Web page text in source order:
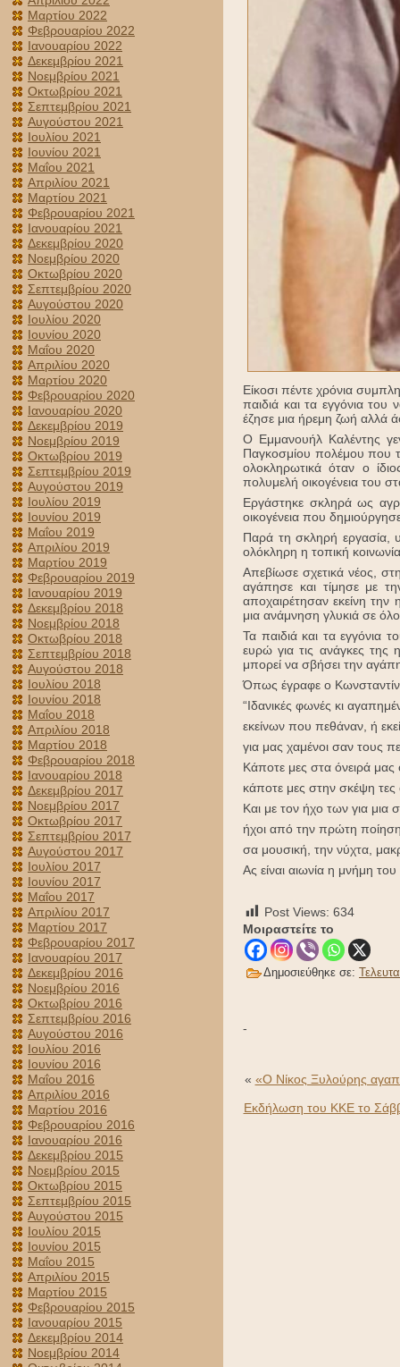
Μαρτίου 2022
Φεβρουαρίου 2022
Ιανουαρίου 2022
Δεκεμβρίου 2021
Νοεμβρίου 2021
Οκτωβρίου 2021
Σεπτεμβρίου 2021
Αυγούστου 2021
Ιουλίου 2021
Ιουνίου 2021
Μαΐου 2021
Απριλίου 2021
Μαρτίου 2021
Φεβρουαρίου 2021
Ιανουαρίου 2021
Δεκεμβρίου 2020
Νοεμβρίου 2020
Οκτωβρίου 2020
Σεπτεμβρίου 2020
Αυγούστου 2020
Ιουλίου 2020
Ιουνίου 2020
Μαΐου 2020
Απριλίου 2020
Μαρτίου 2020
Φεβρουαρίου 2020
Ιανουαρίου 2020
Δεκεμβρίου 2019
Νοεμβρίου 2019
Οκτωβρίου 2019
Σεπτεμβρίου 2019
Αυγούστου 2019
Ιουλίου 2019
Ιουνίου 2019
Μαΐου 2019
Απριλίου 2019
Μαρτίου 2019
Φεβρουαρίου 2019
Ιανουαρίου 2019
Δεκεμβρίου 2018
Νοεμβρίου 2018
Οκτωβρίου 2018
Σεπτεμβρίου 2018
Αυγούστου 2018
Ιουλίου 2018
Ιουνίου 2018
Μαΐου 2018
Απριλίου 2018
Μαρτίου 2018
Φεβρουαρίου 2018
Ιανουαρίου 2018
Δεκεμβρίου 2017
Νοεμβρίου 2017
Οκτωβρίου 2017
Σεπτεμβρίου 2017
Αυγούστου 2017
Ιουλίου 2017
Ιουνίου 2017
Μαΐου 2017
Απριλίου 2017
Μαρτίου 2017
Φεβρουαρίου 2017
Ιανουαρίου 2017
Δεκεμβρίου 2016
Νοεμβρίου 2016
Οκτωβρίου 2016
Σεπτεμβρίου 2016
Αυγούστου 2016
Ιουλίου 2016
Ιουνίου 2016
Μαΐου 2016
Απριλίου 2016
Μαρτίου 2016
Φεβρουαρίου 2016
Ιανουαρίου 2016
Δεκεμβρίου 2015
Νοεμβρίου 2015
Οκτωβρίου 2015
Σεπτεμβρίου 2015
Αυγούστου 2015
Ιουλίου 2015
Ιουνίου 2015
Μαΐου 2015
Απριλίου 2015
Μαρτίου 2015
Φεβρουαρίου 2015
Ιανουαρίου 2015
Δεκεμβρίου 2014
Νοεμβρίου 2014
Είκοσι πέντε χρόνια
παιδιά και τα εγγόνια
έζησε μια ήρεμη ζωή αλλά
Ο Εμμανουήλ Καλέντης
Παγκοσμίου πολέμου που
ολοκληρωτικά όταν ο
πολυμελή οικογένεια του
Εργάστηκε σκληρά ως
οικογένεια που
Παρά τη σκληρή εργασία,
ολόκληρη η τοπική
Απεβίωσε σχετικά νέος,
αγάπησε και τίμησε με
αποχαιρέτησαν εκείνη
μια ανάμνηση γλυκιά σε
Τα παιδιά και τα
ευρώ για τις ανάγκες της
μπορεί να σβήσει την
Όπως έγραφε ο
“Ιδανικές φωνές κι
εκείνων που πεθάναν, ή
για μας χαμένοι σαν τους
Κάποτε μες στα όνειρά μας
κάποτε μες στην σκέψη τες
Και με τον ήχο των για μια
ήχοι από την πρώτη
σα μουσική, την νύχτα,
Ας είναι αιωνία η μνήμη
Post Views: 634
Μοιραστείτε το
Δημοσιεύθηκε σε:
-
« «Ο Νίκος Ξυλούρης
Εκδήλωση του ΚΚΕ το